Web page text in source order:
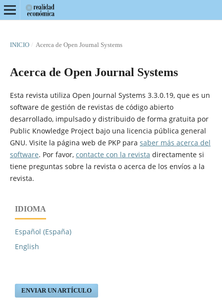
INICIO / Acerca de Open Journal Systems
Acerca de Open Journal Systems
Esta revista utiliza Open Journal Systems 3.3.0.19, que es un
software de gestión de revistas de código abierto
desarrollado, impulsado y distribuido de forma gratuita por
Public Knowledge Project bajo una licencia pública general
GNU. Visite la página web de PKP para saber más acerca del
software. Por favor, contacte con la revista directamente si
tiene preguntas sobre la revista o acerca de los envíos a la
revista.
IDIOMA
Español (España)
English
ENVIAR UN ARTÍCULO